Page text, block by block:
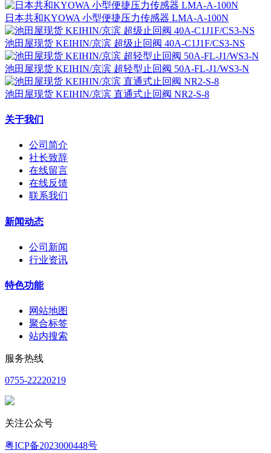
日本共和KYOWA 小型便捷压力传感器 LMA-A-100N
池田屋现货 KEIHIN/京滨 超级止回阀 40A-C1J1F/CS3-NS
池田屋现货 KEIHIN/京滨 超轻型止回阀 50A-FL-J1/WS3-N
池田屋现货 KEIHIN/京滨 直通式止回阀 NR2-S-8
关于我们
公司简介
社长致辞
在线留言
在线反馈
联系我们
新闻动态
公司新闻
行业资讯
特色功能
网站地图
聚合标签
站内搜索
服务热线
0755-22220219
关注公众号
粤ICP备2023000448号